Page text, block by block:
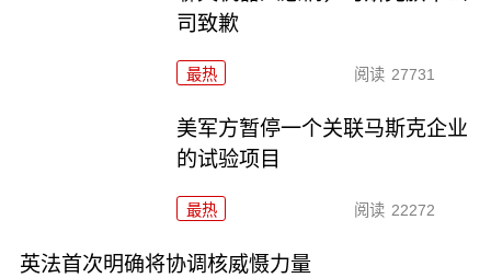
司致歉
最热 阅读 27731
美军方暂停一个关联马斯克企业
的试验项目
最热 阅读 22272
英法首次明确将协调核威慑力量